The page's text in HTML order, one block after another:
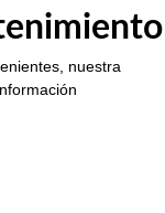
nuestra